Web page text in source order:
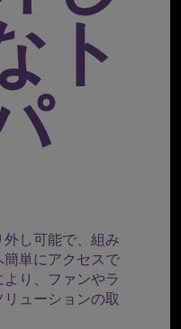
ト
外し可能で、組み
単にアクセスで
り、ファンやラ
ューションの取